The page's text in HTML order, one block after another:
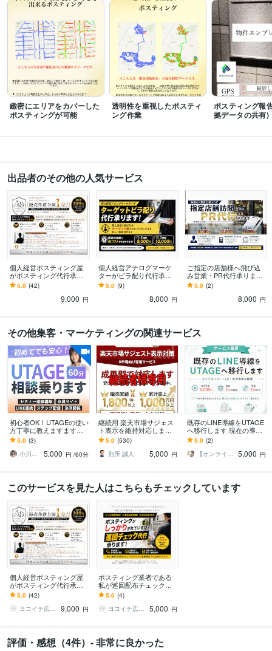
緻密にエリアをカバーした
ポスティングが可能
透明性を重視したポスティ
ング作業
ポスティング報
拠データの共有)
出品者のその他の人気サービス
個人経営ポスティング屋
がポスティング代行承り
ます 神奈川・都内エリア
対応！エリアに合わせた
効果的なポスティング
5.0 (42)
9,000 円
個人経営アナログマーケ
ターがビラ配り代行承り
ます 個人店様に選ばれる
ターゲットビラ配り代行
で効果的に新規集客
5.0 (9)
8,000 円
ご指定の店舗様へ飛び込
み営業・PR代行承ります
神奈川・都内エリアで元
訪販営業経験者がダイレ
5.0 (2)
8,000 円
その他集客・マーケティングの関連サービス
初心者OK！UTAGEの使い
方丁寧に教えますます
「よく分からない」を一
緒に解消します！購入前
相談にも◎
5.0 (3)
小川さき＠UTAGE構築＆LPデザイン
5,000 円 /60分
継続用 楽天市場サジェス
ト表示を維持対応します
成果達成後の表示維持・
再対応を行います
5.0 (530)
別所 誠人
5,000 円
既存のLINE導線をUTAGE
へ移行します 現在の導線
を活かし、UTAGE上でス
ムーズに販売できる状態
へ
5.0 (2)
【オンライン秘書・UTAGE構築】ゆっか
5,000 円
このサービスを見た人はこちらもチェックしています
個人経営ポスティング屋
がポスティング代行承り
ます 神奈川・都内エリア
対応！エリアに合わせた
効果的なポスティング
5.0 (42)
ヨコイチ広告｜ポスティング代行パートナー
9,000 円
ポスティング業者である
私が巡回配布チェック承
ります ポスティングのプ
ロだから分かる配布の品
質と精度をご報告
5.0 (4)
ヨコイチ広告｜ポスティング代行パートナー
5,000 円
評価・感想（4件）- 非常に良かった